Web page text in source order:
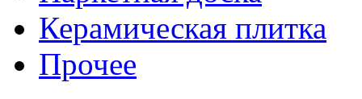
Керамическая плитка
Прочее